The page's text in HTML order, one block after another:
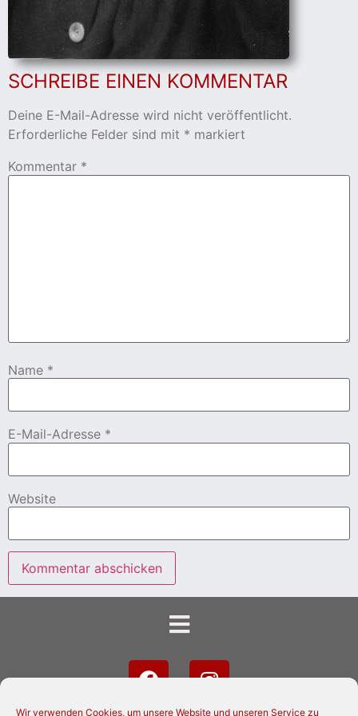
Wir verwenden Cookies, um unsere Website und unseren Service zu
SCHREIBE EINEN KOMMENTAR
Deine E-Mail-Adresse wird nicht veröffentlicht.
Erforderliche Felder sind mit * markiert
Kommentar *
Name *
E-Mail-Adresse *
Website